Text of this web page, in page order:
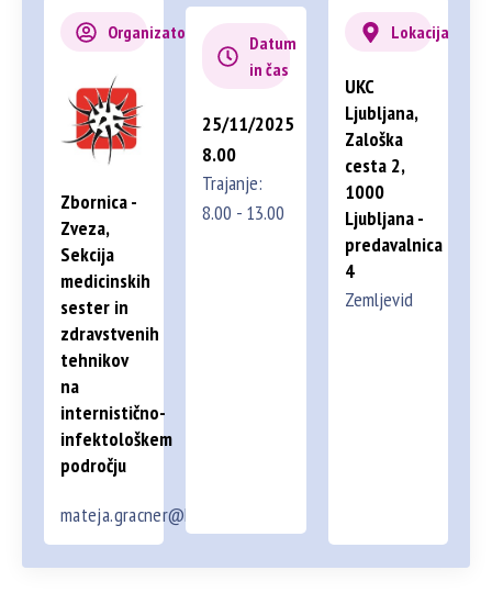
Organizator
Zbornica -
Zveza,
Sekcija
medicinskih
sester in
zdravstvenih
tehnikov
na
internistično-
infektološkem
področju
mateja.gracner@kclj.si
Datum
in čas
25/11/2025
8.00
Trajanje:
8.00 - 13.00
Lokacija
UKC
Ljubljana,
Zaloška
cesta 2,
1000
Ljubljana -
predavalnica
4
Zemljevid